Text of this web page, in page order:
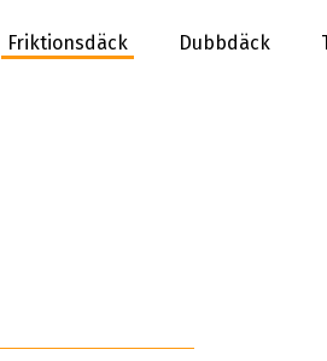
Friktionsdäck Dubbdäck